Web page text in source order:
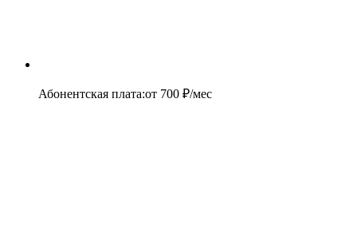
Абонентская плата:от 700 ₽/мес